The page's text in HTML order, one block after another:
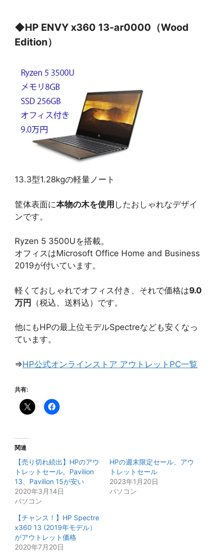
◆HP ENVY x360 13-ar0000（Wood
Edition）
13.3型1.28kgの軽量ノート
筐体表面に本物の木を使用 したおしゃれなデザイ
ンです。
Ryzen 5 3500Uを搭載。
オフィスはMicrosoft Office Home and Business
2019が付いています。
軽くておしゃれでオフィス付き、それで価格は9.0
万円 （税込、送料込）です。
他にもHPの最上位モデルSpectreなども安くなっ
ています。
⇒HP公式オンラインストア アウトレットPC一覧
共有:
関連
【売り切れ続出】HPのアウ
トレットセール。Pavilion
13、Pavilion 15が安い
2020年3月14日
パソコン
HPの週末限定セール、アウ
トレットセール
2023年1月20日
パソコン
【チャンス！】HP Spectre
x360 13 (2019年モデル）
がアウトレット価格
2020年7月20日